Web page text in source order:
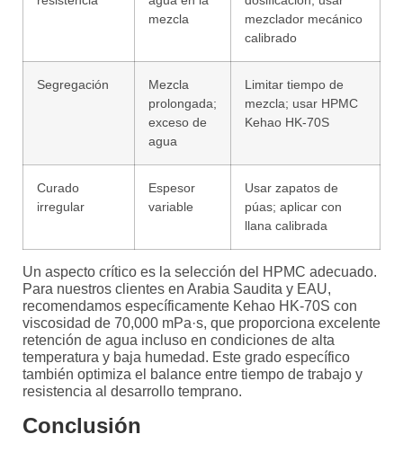
mezcla
mezclador mecánico
calibrado
Segregación
Mezcla
prolongada;
exceso de
agua
Limitar tiempo de
mezcla; usar HPMC
Kehao HK-70S
Curado
irregular
Espesor
variable
Usar zapatos de
púas; aplicar con
llana calibrada
Un aspecto crítico es la selección del HPMC adecuado.
Para nuestros clientes en Arabia Saudita y EAU,
recomendamos específicamente Kehao HK-70S con
viscosidad de 70,000 mPa·s, que proporciona excelente
retención de agua incluso en condiciones de alta
temperatura y baja humedad. Este grado específico
también optimiza el balance entre tiempo de trabajo y
resistencia al desarrollo temprano.
Conclusión